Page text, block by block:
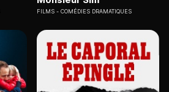
FILMS COMÉDIES DRAMATIQUES